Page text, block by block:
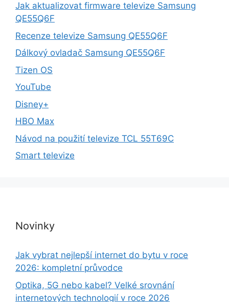
Jak aktualizovat firmware televize Samsung
QE55Q6F
Recenze televize Samsung QE55Q6F
Dálkový ovladač Samsung QE55Q6F
Tizen OS
YouTube
Disney+
HBO Max
Návod na použití televize TCL 55T69C
Smart televize
Novinky
Jak vybrat nejlepší internet do bytu v roce
2026: kompletní průvodce
Optika, 5G nebo kabel? Velké srovnání
internetových technologií v roce 2026